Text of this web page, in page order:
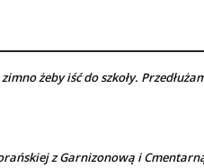
żeby iść do szkoły.
z Garnizonową i